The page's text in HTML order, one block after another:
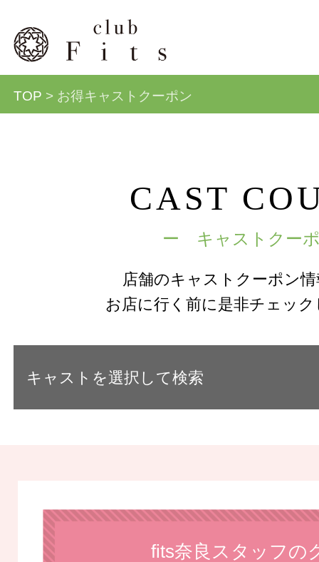
TOP > お得キャストクーポン
CAST
ー キャストクー
店舗のキャストクーポン
お店に行く前に是非チェッ
キャストを選択して検索
fits奈良スタッフの